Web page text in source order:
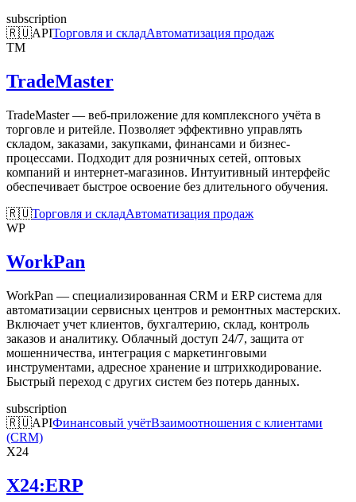
subscription
🇷🇺APIТорговля и складАвтоматизация продаж
TM
TradeMaster
TradeMaster — веб-приложение для комплексного учёта в
торговле и ритейле. Позволяет эффективно управлять
складом, заказами, закупками, финансами и бизнес-
процессами. Подходит для розничных сетей, оптовых
компаний и интернет-магазинов. Интуитивный интерфейс
обеспечивает быстрое освоение без длительного обучения.
🇷🇺Торговля и складАвтоматизация продаж
WP
WorkPan
WorkPan — специализированная CRM и ERP система для
автоматизации сервисных центров и ремонтных мастерских.
Включает учет клиентов, бухгалтерию, склад, контроль
заказов и аналитику. Облачный доступ 24/7, защита от
мошенничества, интеграция с маркетинговыми
инструментами, адресное хранение и штрихкодирование.
Быстрый переход с других систем без потерь данных.
subscription
🇷🇺APIФинансовый учётВзаимоотношения с клиентами
(CRM)
X24
X24:ERP